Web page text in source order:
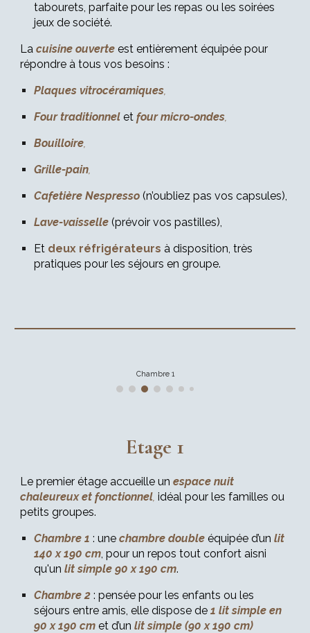
tabourets, parfaite pour les repas ou les soirées
jeux de société.
Lacuisine ouverte est entièrement équipée pour
répondre à tous vos besoins :
Plaques vitrocéramiques,
Four traditionnel etfour micro-ondes,
Bouilloire,
Grille-pain,
Cafetière Nespresso (n’oubliez pas vos capsules),
Lave-vaisselle (prévoir vos pastilles),
Et deux réfrigérateurs à disposition, très
pratiques pour les séjours en groupe.
Chambre 2
Etage 1
Le premier étage accueille unespace nuit
chaleureux et fonctionnel idéal pour les familles ou
petits groupes.
Chambre 1 : unechambre double équipée d’unlit
140 x 190 cm , pour un repos tout confort aisni
qu'unlit simple 90 x 190 cm.
Chambre 2 : pensée pour les enfants ou les
séjours entre amis, elle dispose de 1 lit simple en
90 x 190 cm et d’unlit simple (90 x 190 cm)